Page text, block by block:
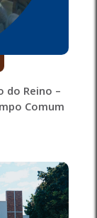
do Reino –
Comum